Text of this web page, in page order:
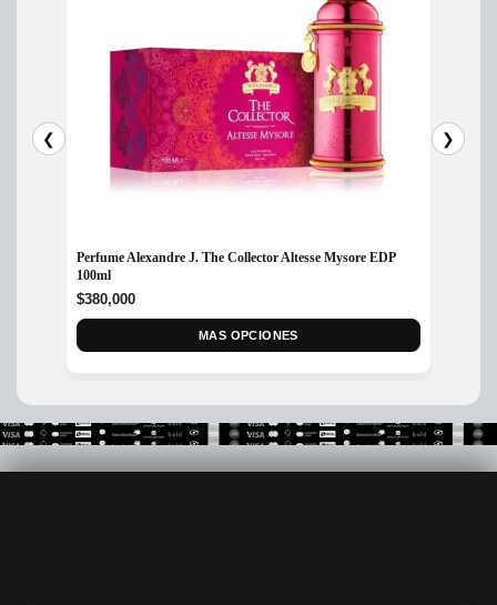
❮
Perfume Alexandre J. The Collector Altesse Mysore EDP
100ml
$380,000
MAS OPCIONES
❯